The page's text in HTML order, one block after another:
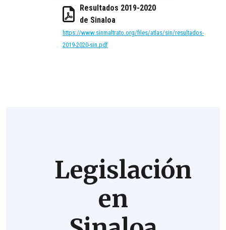
Resultados 2019-2020
de Sinaloa
https://www.sinmaltrato.org/files/atlas/sin/resultados-
2019-2020-sin.pdf
Legislación
en